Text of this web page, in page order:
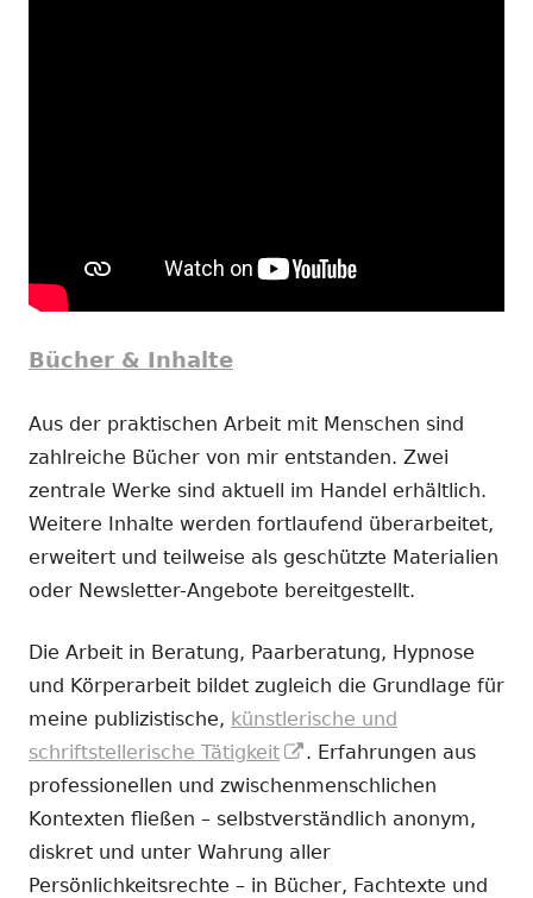
Bücher & Inhalte
Aus der praktischen Arbeit mit Menschen sind
zahlreiche Bücher von mir entstanden. Zwei
zentrale Werke sind aktuell im Handel erhältlich.
Weitere Inhalte werden fortlaufend überarbeitet,
erweitert und teilweise als geschützte Materialien
oder Newsletter-Angebote bereitgestellt.
Die Arbeit in Beratung, Paarberatung, Hypnose
und Körperarbeit bildet zugleich die Grundlage für
meine publizistische, künstlerische und
schriftstellerische Tätigkeit
In
neuem
Fenster
öffnen
. Erfahrungen aus
professionellen und zwischenmenschlichen
Kontexten fließen – selbstverständlich anonym,
diskret und unter Wahrung aller
Persönlichkeitsrechte – in Bücher, Fachtexte und